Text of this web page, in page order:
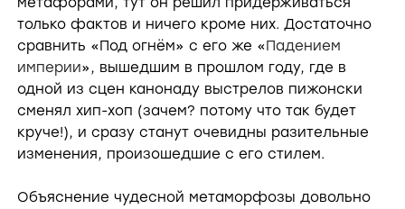
только фактов и ничего кроме них. Достаточно
сравнить «Под огнём» с его же «Падением
империи», вышедшим в прошлом году, где в
одной из сцен канонаду выстрелов пижонски
сменял хип-хоп (зачем? потому что так будет
круче!), и сразу станут очевидны разительные
изменения, произошедшие с его стилем.
Объяснение чудесной метаморфозы довольно